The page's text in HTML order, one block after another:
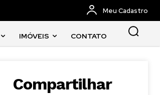
Meu Cadastro
IMÓVEIS CONTATO
Compartilhar